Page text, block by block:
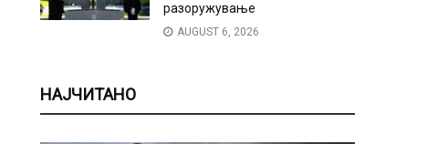
разоружување
AUGUST 6, 2026
НАЈЧИТАНО